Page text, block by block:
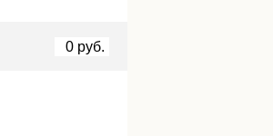
0 руб.